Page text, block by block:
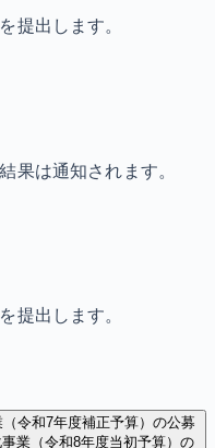
提出します。
果は通知されます。
提出します。
令和7年度補正予算）の公募
業（令和8年度当初予算）の